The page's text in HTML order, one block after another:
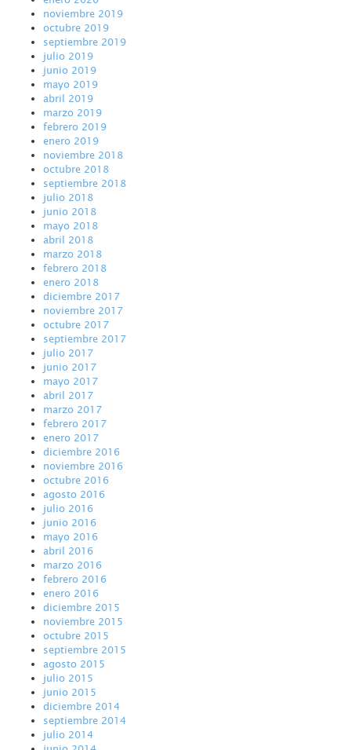
noviembre 2019
octubre 2019
septiembre 2019
julio 2019
junio 2019
mayo 2019
abril 2019
marzo 2019
febrero 2019
enero 2019
noviembre 2018
octubre 2018
septiembre 2018
julio 2018
junio 2018
mayo 2018
abril 2018
marzo 2018
febrero 2018
enero 2018
diciembre 2017
noviembre 2017
octubre 2017
septiembre 2017
julio 2017
junio 2017
mayo 2017
abril 2017
marzo 2017
febrero 2017
enero 2017
diciembre 2016
noviembre 2016
octubre 2016
agosto 2016
julio 2016
junio 2016
mayo 2016
abril 2016
marzo 2016
febrero 2016
enero 2016
diciembre 2015
noviembre 2015
octubre 2015
septiembre 2015
agosto 2015
julio 2015
junio 2015
diciembre 2014
septiembre 2014
julio 2014